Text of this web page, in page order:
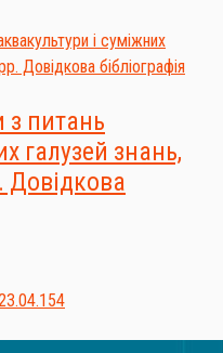
з питань
галузей знань,
Довідкова